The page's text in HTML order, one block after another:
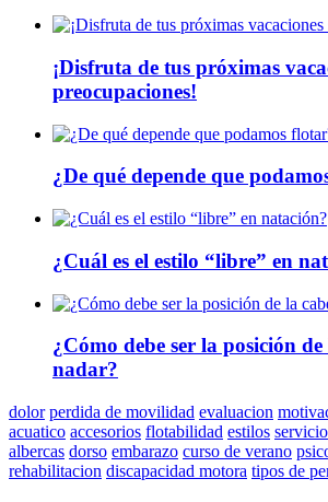
¡Disfruta de tus próximas
preocupaciones!
¿De qué depende que
¿Cuál es el estilo “libre” en
¿Cómo debe ser la posición
nadar?
dolor perdida de movilidad evaluacion
acuatico accesorios flotabilidad estilos servicio
albercas dorso embarazo curso de verano
rehabilitacion discapacidad motora tipos de